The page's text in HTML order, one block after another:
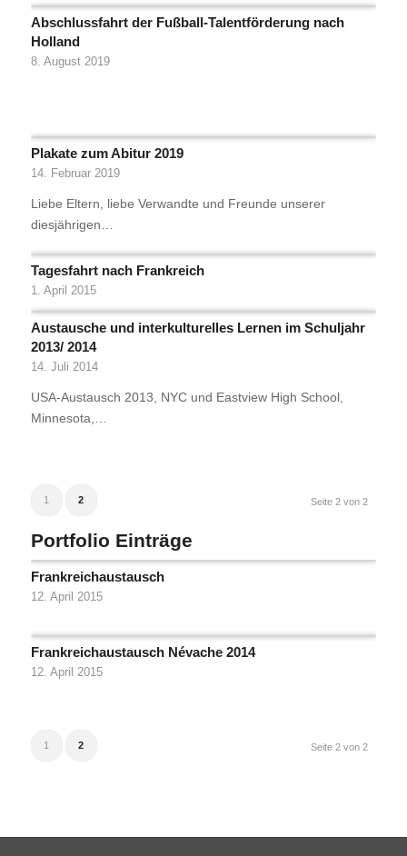
Abschlussfahrt der Fußball-Talentförderung nach
Holland
8. August 2019
Plakate zum Abitur 2019
14. Februar 2019
Liebe Eltern, liebe Verwandte und Freunde unserer
diesjährigen…
Tagesfahrt nach Frankreich
1. April 2015
Austausche und interkulturelles Lernen im Schuljahr
2013/ 2014
14. Juli 2014
USA-Austausch 2013, NYC und Eastview High School,
Minnesota,…
Seite 2 von 2
1 2
Portfolio Einträge
Frankreichaustausch
12. April 2015
Frankreichaustausch Névache 2014
12. April 2015
Seite 2 von 2
1 2